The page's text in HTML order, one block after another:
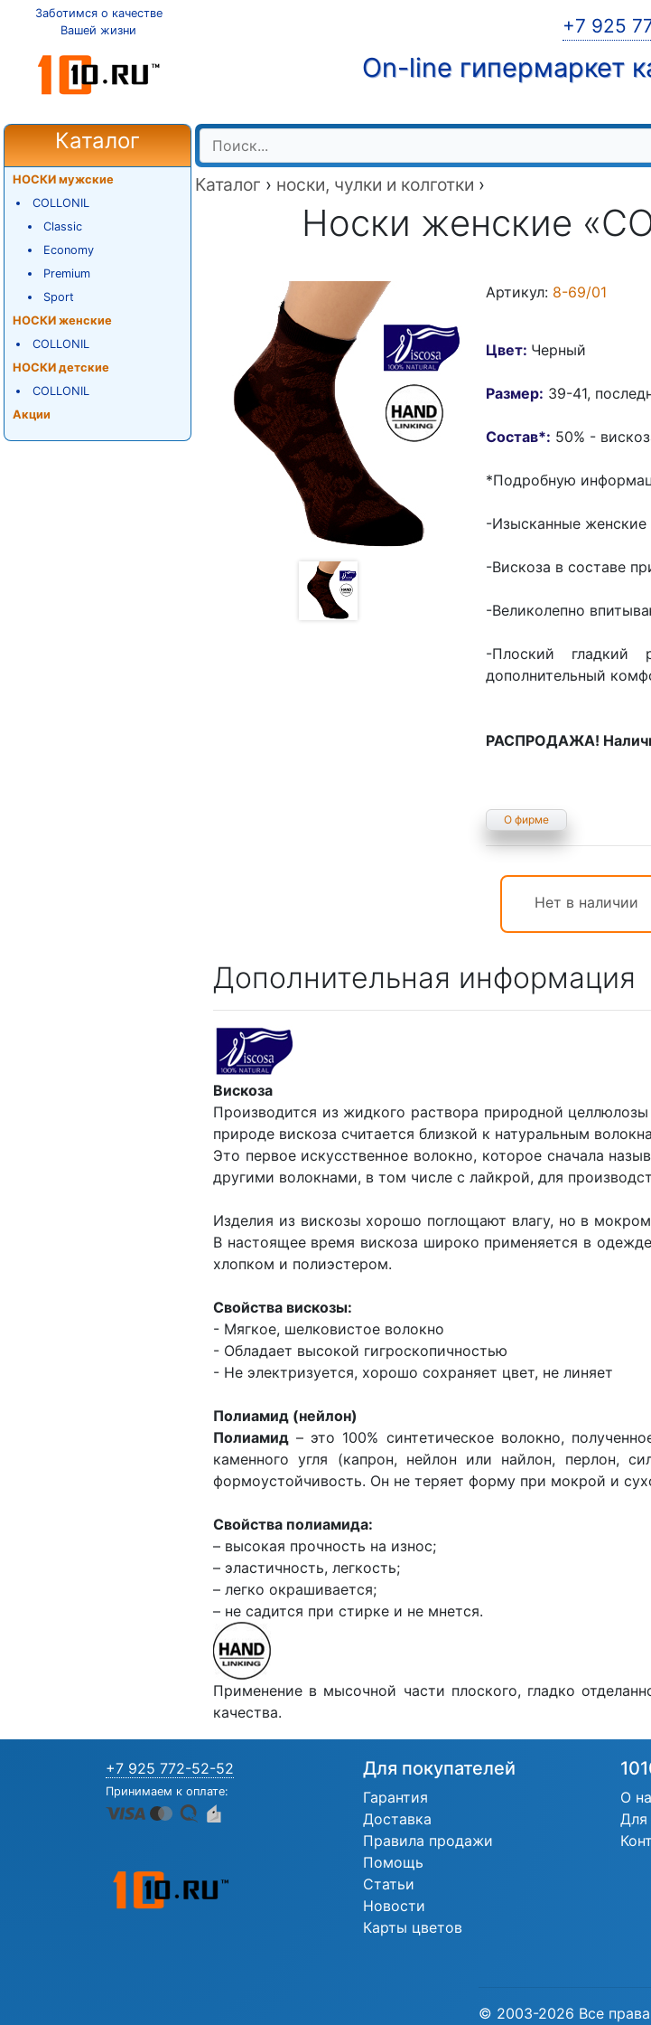
Заботимся о качестве
Вашей жизни
+7 925
On-line гипермаркет
Каталог
НОСКИ мужские
COLLONIL
Classic
Economy
Premium
Sport
НОСКИ женские
COLLONIL
НОСКИ детские
COLLONIL
Акции
Каталог › носки, чулки и колготки ›
Носки женские
Артикул: 8-69/01
Цвет: Черный
Размер: 39-41,
Состав*: 50% -
*Подробную
-Изысканные
-Вискоза в составе
-Великолепно
-Плоский гладкий
дополнительный
РАСПРОДАЖА!
О фирме
Нет в наличии
Дополнительная информация
Вискоза
Производится из жидкого раствора природной
природе вискоза считается близкой к натуральным
Это первое искусственное волокно, которое сначала
другими волокнами, в том числе с лайкрой, для
Изделия из вискозы хорошо поглощают влагу, но в
В настоящее время вискоза широко применяется в
хлопком и полиэстером.
Свойства вискозы:
- Мягкое, шелковистое волокно
- Обладает высокой гигроскопичностью
- Не электризуется, хорошо сохраняет цвет, не линяет
Полиамид (нейлон)
Полиамид – это 100% синтетическое волокно,
каменного угля (капрон, нейлон или найлон, перлон,
формоустойчивость. Он не теряет форму при мокрой и
Свойства полиамида:
– высокая прочность на износ;
– эластичность, легкость;
– легко окрашивается;
– не садится при стирке и не мнется.
Применение в мысочной части плоского, гладко
качества.
+7 925 772-52-52
Принимаем к оплате:
Для покупателей
Гарантия
Доставка
Правила продажи
Помощь
Статьи
Новости
Карты цветов
О
Для
© 2003-2026 Все